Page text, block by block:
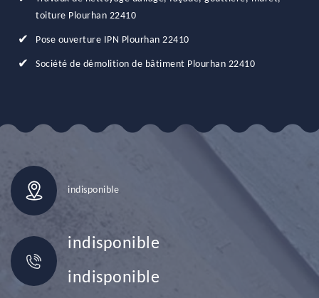
toiture Plourhan 22410
Pose ouverture IPN Plourhan 22410
Société de démolition de bâtiment Plourhan 22410
indisponible
indisponible
indisponible